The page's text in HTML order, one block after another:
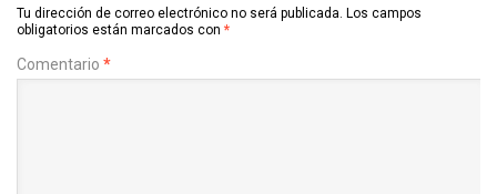
Tu dirección de correo electrónico no será publicada. Los campos
obligatorios están marcados con *
Comentario *